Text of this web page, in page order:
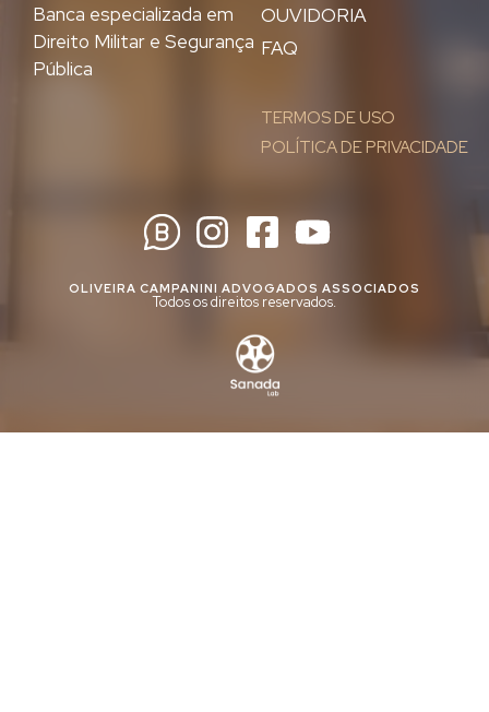
OUVIDORIA
FAQ
TERMOS DE USO
POLÍTICA DE PRIVACIDADE
Banca especializada em
Direito Militar e Segurança
Pública
OLIVEIRA CAMPANINI ADVOGADOS ASSOCIADOS
Todos os direitos reservados.